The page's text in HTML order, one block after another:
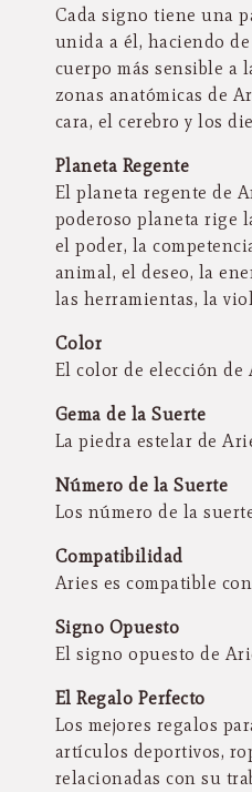
Cada signo tiene una
unida a él, haciendo
cuerpo más sensible a
zonas anatómicas de
cara, el cerebro y los
Planeta Regente
El planeta regente de
poderoso planeta rige
el poder, la
animal, el deseo, la
las herramientas, la
Color
El color de elección de
Gema de la Suerte
La piedra estelar de
Número de la Suerte
Los número de la
Compatibilidad
Aries es compatible
Signo Opuesto
El signo opuesto de
El Regalo Perfecto
Los mejores regalos
artículos deportivos,
relacionadas con su